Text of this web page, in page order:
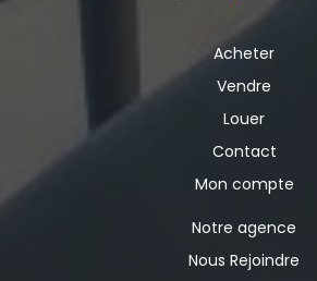
Acheter
Vendre
Louer
Contact
Mon compte
Notre agence
Nous Rejoindre